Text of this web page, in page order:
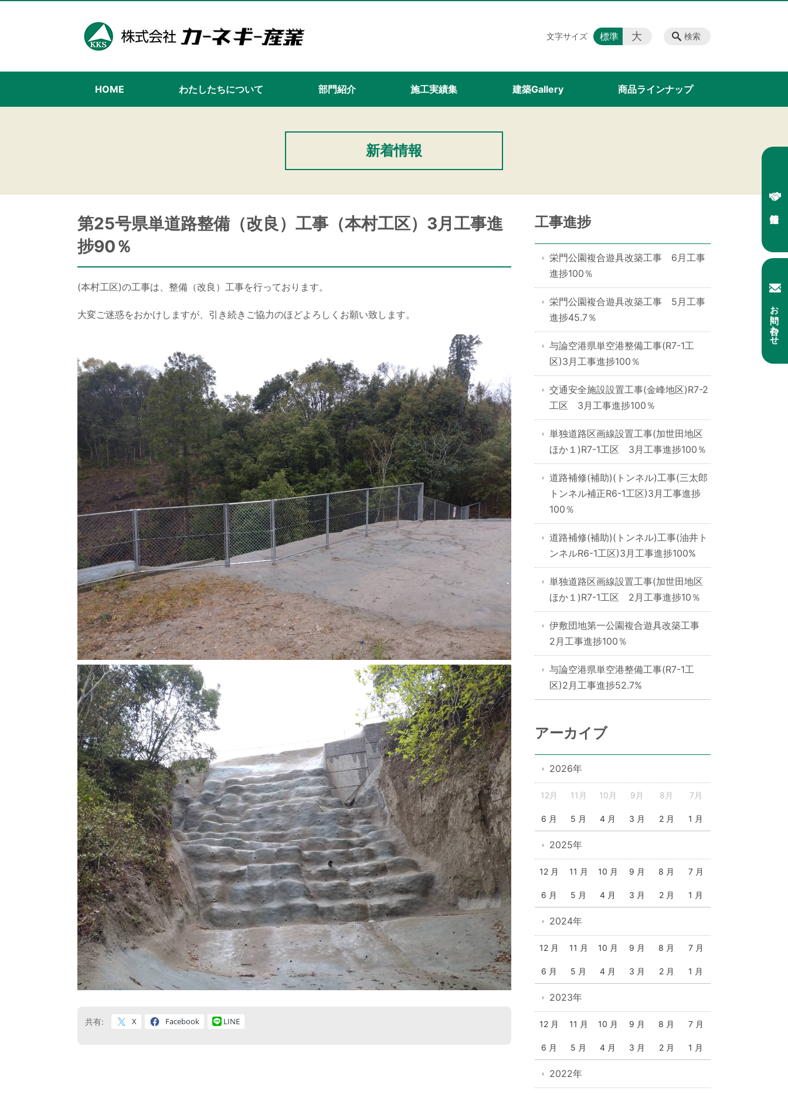
HOME わたしたちについて 部門紹介 施工実績集 建築Gallery 商品ラインナップ
検索
文字サイズ 標準 大
新着情報
第25号県単道路整備（改良）工事（本村工区）3月工事進
捗90％
(本村工区)の工事は、整備（改良）工事を行っております。
大変ご迷惑をおかけしますが、引き続きご協力のほどよろしくお願い致します。
共有: X Facebook LINE
工事進捗
栄門公園複合遊具改築工事 6月工事
進捗100％
栄門公園複合遊具改築工事 5月工事
進捗45.7％
与論空港県単空港整備工事(R7-1工
区)3月工事進捗100％
交通安全施設設置工事(金峰地区)R7-2
工区 3月工事進捗100％
単独道路区画線設置工事(加世田地区
ほか１)R7-1工区 3月工事進捗100％
道路補修(補助)(トンネル)工事(三太郎
トンネル補正R6-1工区)3月工事進捗
100％
道路補修(補助)(トンネル)工事(油井ト
ンネルR6-1工区)3月工事進捗100%
単独道路区画線設置工事(加世田地区
ほか１)R7-1工区 2月工事進捗10％
伊敷団地第一公園複合遊具改築工事
2月工事進捗100％
与論空港県単空港整備工事(R7-1工
区)2月工事進捗52.7%
アーカイブ
2026年
12月 11月 10月 9月 8月 7月
6 月 5 月 4 月 3 月 2 月 1 月
2025年
12 月 11 月 10 月 9 月 8 月 7 月
6 月 5 月 4 月 3 月 2 月 1 月
2024年
12 月 11 月 10 月 9 月 8 月 7 月
6 月 5 月 4 月 3 月 2 月 1 月
2023年
12 月 11 月 10 月 9 月 8 月 7 月
6 月 5 月 4 月 3 月 2 月 1 月
2022年
お問い合わせ